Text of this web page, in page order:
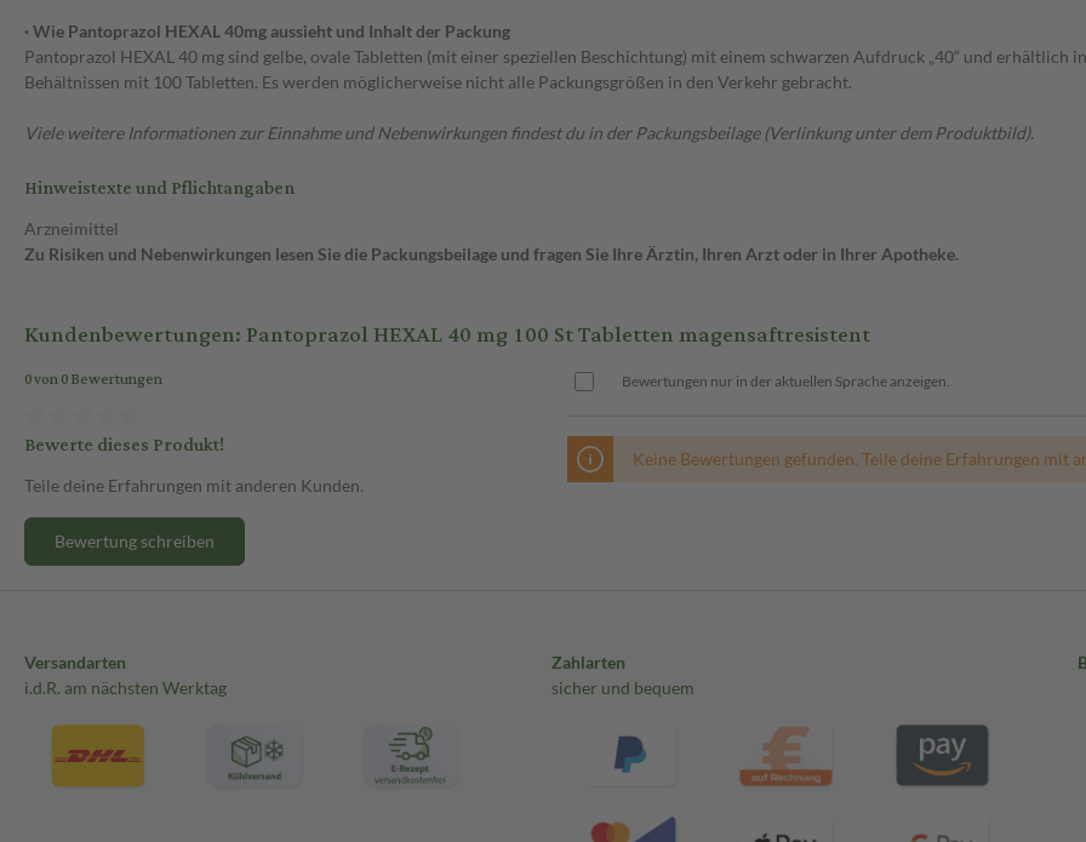
· Wie Pantoprazol HEXAL 40mg aussieht und Inhalt der Packung
Pantoprazol HEXAL 40 mg sind gelbe, ovale Tabletten (mit einer speziellen Beschichtung) mit einem schwarzen Aufdruck „40“ und erhältlich
Behältnissen mit 100 Tabletten. Es werden möglicherweise nicht alle Packungsgrößen in den Verkehr gebracht.
Viele weitere Informationen zur Einnahme und Nebenwirkungen findest du in der Packungsbeilage (Verlinkung unter dem Produktbild).
Hinweistexte und Pflichtangaben
Arzneimittel
Zu Risiken und Nebenwirkungen lesen Sie die Packungsbeilage und fragen Sie Ihre Ärztin, Ihren Arzt oder in Ihrer Apotheke.
Kundenbewertungen: Pantoprazol HEXAL 40 mg 100 St Tabletten magensaftresistent
0 von 0 Bewertungen
Bewerte dieses Produkt!
Teile deine Erfahrungen mit anderen Kunden.
Bewertung schreiben
Bewertungen nur in der aktuellen Sprache anzeigen.
Keine Bewertungen gefunden. Teile deine Erfahrungen mit
Versandarten
i.d.R. am nächsten Werktag
Zahlarten
sicher und bequem